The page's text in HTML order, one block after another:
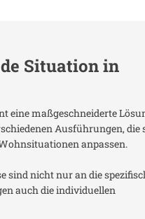
Situation in
eine maßgeschneiderte
Ausführungen, die
anpassen.
sind nicht nur an die
auch die individuellen